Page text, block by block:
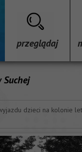
przeglądaj
Suchej
dzieci na kolonie